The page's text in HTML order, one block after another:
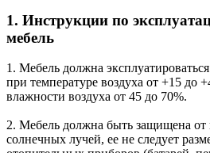
1. Инструкции по
мебель
1. Мебель должна
при температуре воздуха от +15 до
влажности воздуха от 45 до 70%.
2. Мебель должна быть защищена
солнечных лучей, ее не следует